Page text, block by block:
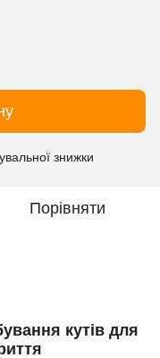
знижки
Порівняти
кутів для